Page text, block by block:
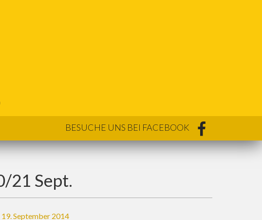
BESUCHE UNS BEI FACEBOOK
21 Sept.
19. September 2014